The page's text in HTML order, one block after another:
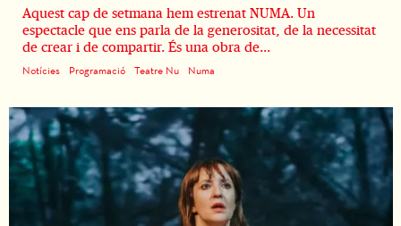
Aquest cap de setmana hem estrenat NUMA. Un
espectacle que ens parla de la generositat, de la necessitat
de crear i de compartir. És una obra de...
Notícies Programació Teatre Nu Numa